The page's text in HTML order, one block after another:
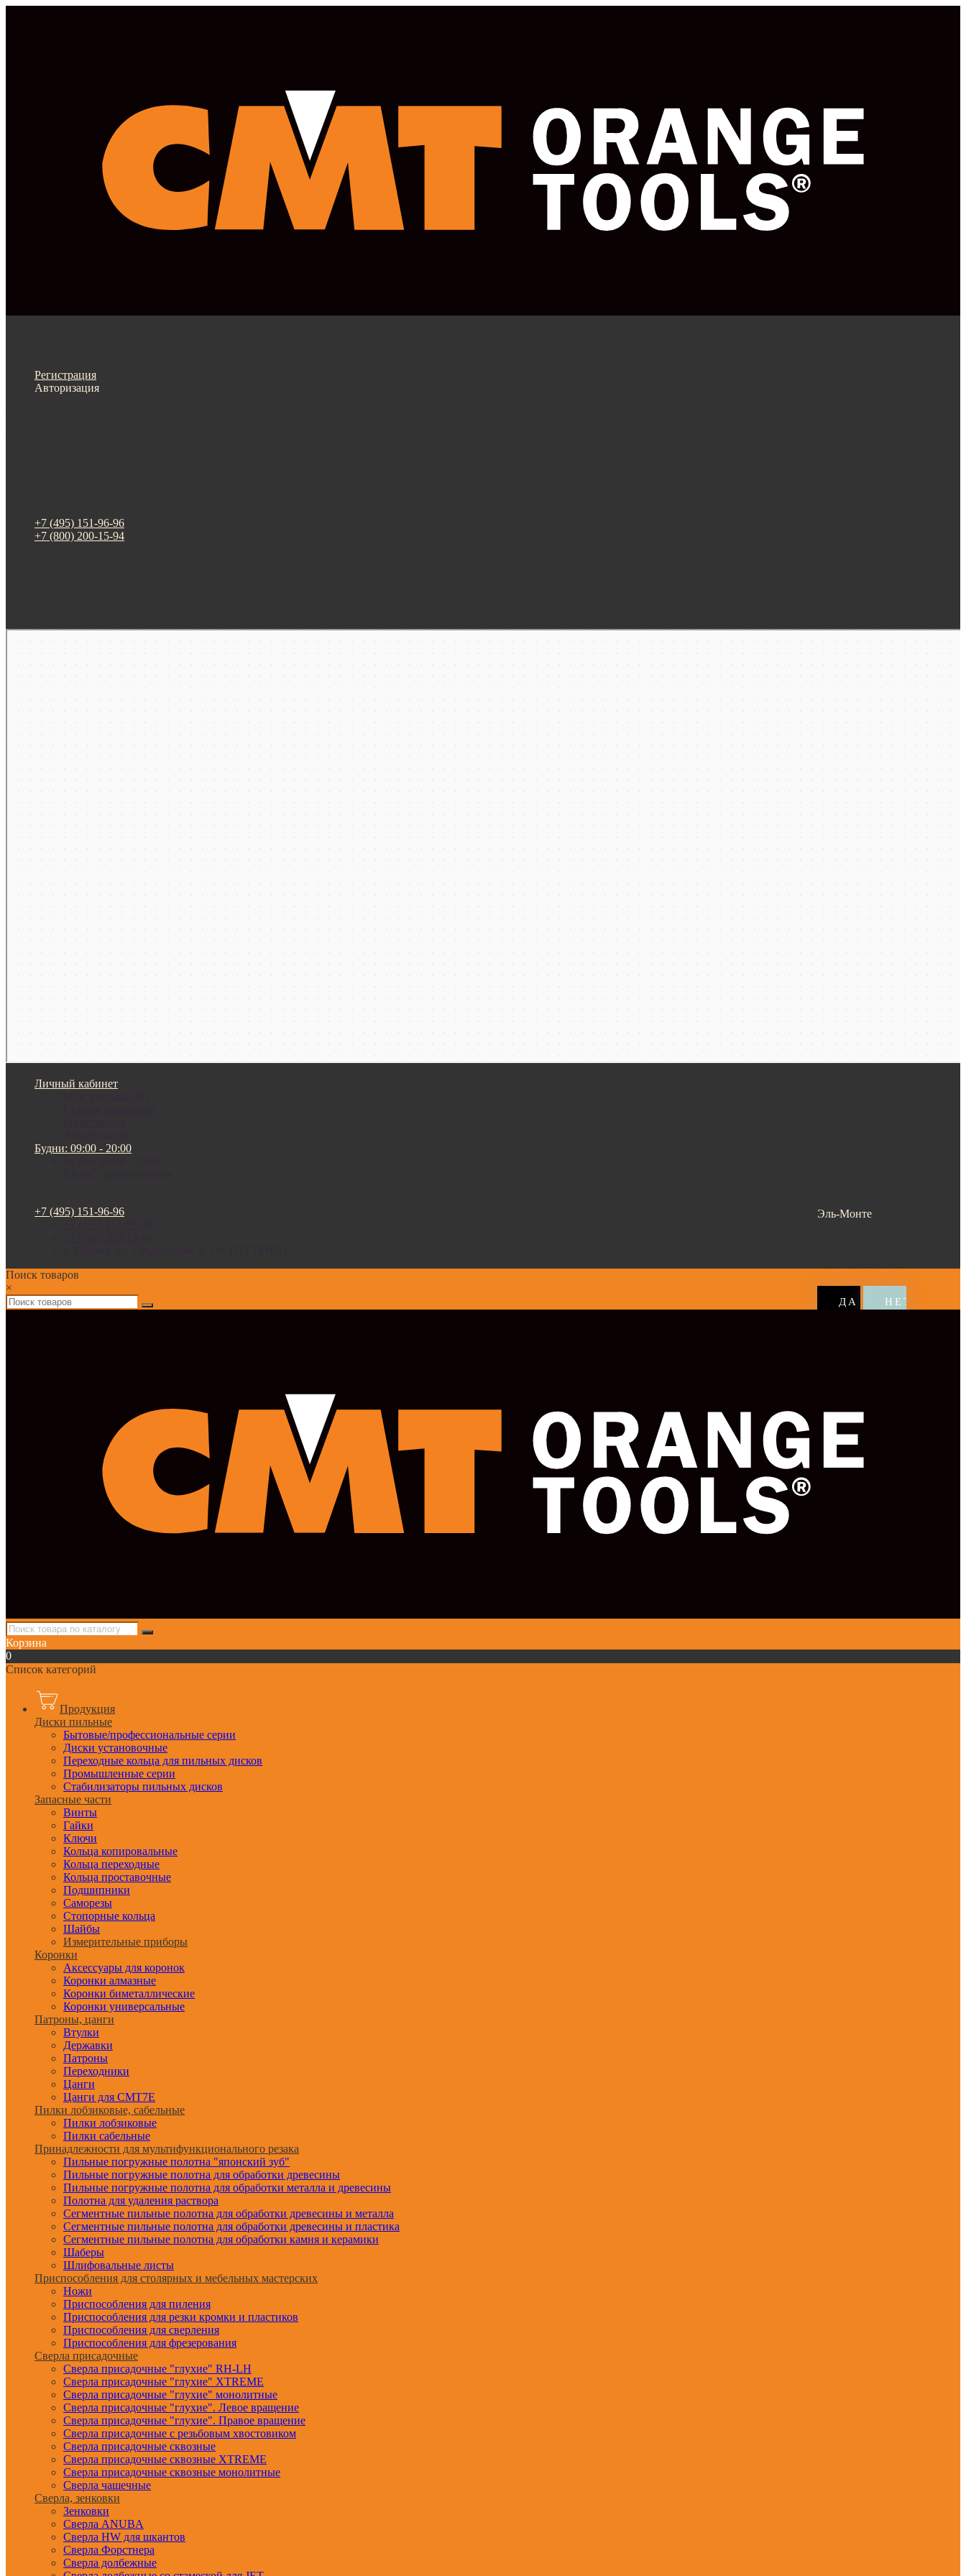
Регистрация
Авторизация
+7 (495) 151-96-96
+7 (800) 200-15-94
Москва
Личный кабинет
Будни: 09:00 - 20:00
Эль-Монте
+7 (495) 151-96-96
Поиск товаров
×
Корзина
0
Список категорий
Продукция
Диски пильные
Бытовые/профессиональные серии
Диски установочные
Переходные кольца для пильных дисков
Промышленные серии
Стабилизаторы пильных дисков
Запасные части
Винты
Гайки
Ключи
Кольца копировальные
Кольца переходные
Кольца проставочные
Подшипники
Саморезы
Стопорные кольца
Шайбы
Измерительные приборы
Коронки
Аксессуары для коронок
Коронки алмазные
Коронки биметаллические
Коронки универсальные
Патроны, цанги
Втулки
Державки
Патроны
Переходники
Цанги
Цанги для CMT7E
Пилки лобзиковые, сабельные
Пилки лобзиковые
Пилки сабельные
Принадлежности для мультифункционального резака
Пильные погружные полотна "японский зуб"
Пильные погружные полотна для обработки древесины
Пильные погружные полотна для обработки металла и древесины
Полотна для удаления раствора
Сегментные пильные полотна для обработки древесины и металла
Сегментные пильные полотна для обработки древесины и пластика
Сегментные пильные полотна для обработки камня и керамики
Шаберы
Шлифовальные листы
Приспособления для столярных и мебельных мастерских
Ножи
Приспособления для пиления
Приспособления для резки кромки и пластиков
Приспособления для сверления
Приспособления для фрезерования
Сверла присадочные
Сверла присадочные "глухие" RH-LH
Сверла присадочные "глухие" XTREME
Сверла присадочные "глухие" монолитные
Сверла присадочные "глухие". Левое вращение
Сверла присадочные "глухие". Правое вращение
Сверла присадочные с резьбовым хвостовиком
Сверла присадочные сквозные
Сверла присадочные сквозные XTREME
Сверла присадочные сквозные монолитные
Сверла чашечные
Сверла, зенковки
Зенковки
Сверла ANUBA
Сверла HW для шкантов
Сверла Форстнера
Сверла долбежные